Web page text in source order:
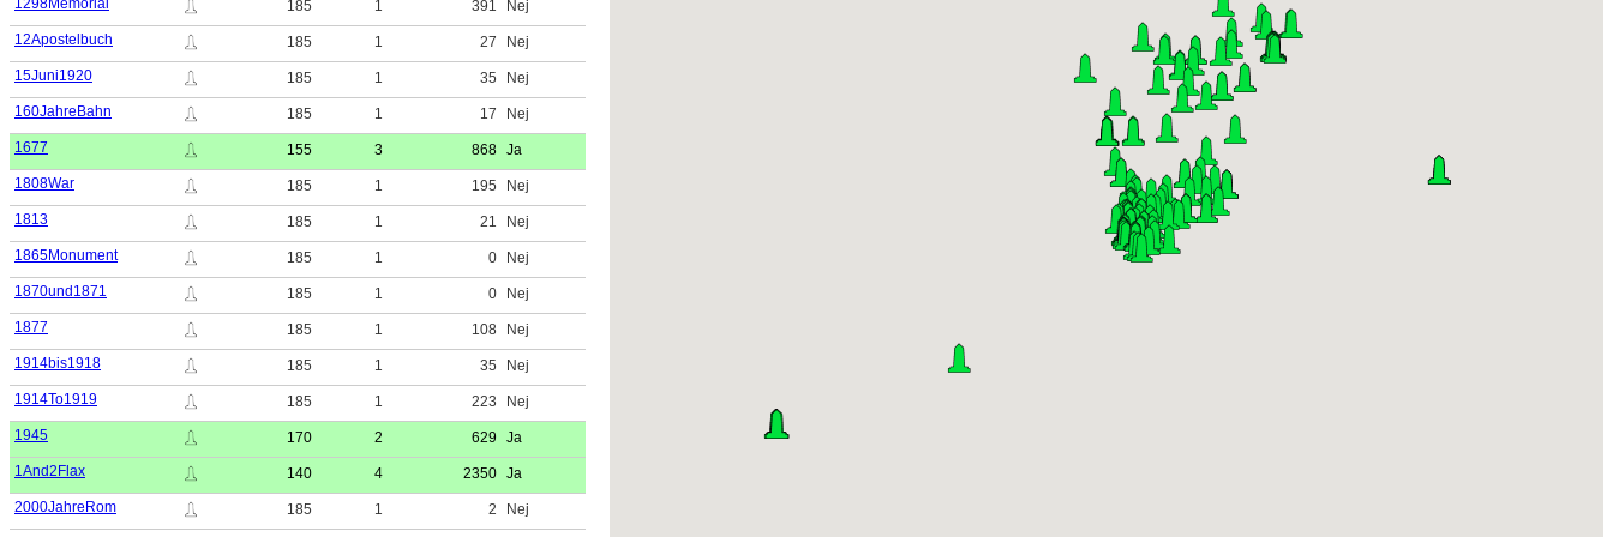
1298Memorial 185 1 391
Nej
12Apostelbuch
185 1 27
Nej
15Juni1920
185 1 35
Nej
160JahreBahn
185 1 17
Nej
1677
155 3 868 Ja
1808War
185 1 195
Nej
1813
185 1 21
Nej
1865Monument
185 1 0
Nej
1870und1871
185 1 0
Nej
1877
185 1 108
Nej
1914bis1918
185 1 35
Nej
1914To1919
185 1 223
Nej
1945
170 2 629 Ja
1And2Flax
140 4 2350 Ja
2000JahreRom
185 1 2
Nej